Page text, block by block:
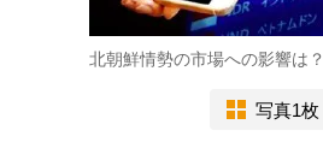
北朝鮮情勢の市場への影響は？
写真1枚